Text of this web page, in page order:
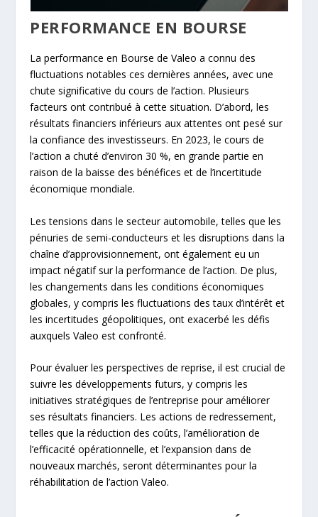
PERFORMANCE EN BOURSE
La performance en Bourse de Valeo a connu des
fluctuations notables ces dernières années, avec une
chute significative du cours de l’action. Plusieurs
facteurs ont contribué à cette situation. D’abord, les
résultats financiers inférieurs aux attentes ont pesé sur
la confiance des investisseurs. En 2023, le cours de
l’action a chuté d’environ 30 %, en grande partie en
raison de la baisse des bénéfices et de l’incertitude
économique mondiale.
Les tensions dans le secteur automobile, telles que les
pénuries de semi-conducteurs et les disruptions dans la
chaîne d’approvisionnement, ont également eu un
impact négatif sur la performance de l’action. De plus,
les changements dans les conditions économiques
globales, y compris les fluctuations des taux d’intérêt et
les incertitudes géopolitiques, ont exacerbé les défis
auxquels Valeo est confronté.
Pour évaluer les perspectives de reprise, il est crucial de
suivre les développements futurs, y compris les
initiatives stratégiques de l’entreprise pour améliorer
ses résultats financiers. Les actions de redressement,
telles que la réduction des coûts, l’amélioration de
l’efficacité opérationnelle, et l’expansion dans de
nouveaux marchés, seront déterminantes pour la
réhabilitation de l’action Valeo.